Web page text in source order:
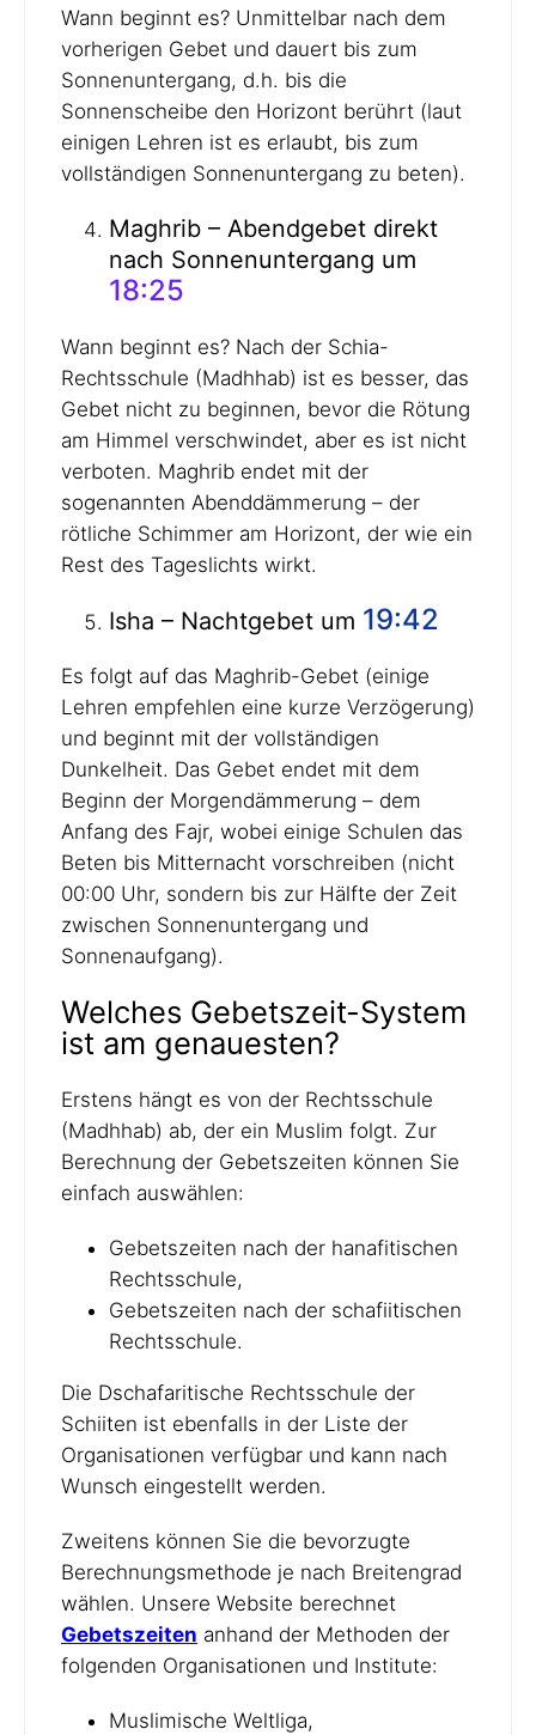
Wann beginnt es? Unmittelbar nach dem
vorherigen Gebet und dauert bis zum
Sonnenuntergang, d.h. bis die
Sonnenscheibe den Horizont berührt (laut
einigen Lehren ist es erlaubt, bis zum
vollständigen Sonnenuntergang zu beten).
Maghrib – Abendgebet direkt
nach Sonnenuntergang um
18:25
Wann beginnt es? Nach der Schia-
Rechtsschule (Madhhab) ist es besser, das
Gebet nicht zu beginnen, bevor die Rötung
am Himmel verschwindet, aber es ist nicht
verboten. Maghrib endet mit der
sogenannten Abenddämmerung – der
rötliche Schimmer am Horizont, der wie ein
Rest des Tageslichts wirkt.
Isha – Nachtgebet um 19:42
Es folgt auf das Maghrib-Gebet (einige
Lehren empfehlen eine kurze Verzögerung)
und beginnt mit der vollständigen
Dunkelheit. Das Gebet endet mit dem
Beginn der Morgendämmerung – dem
Anfang des Fajr, wobei einige Schulen das
Beten bis Mitternacht vorschreiben (nicht
00:00 Uhr, sondern bis zur Hälfte der Zeit
zwischen Sonnenuntergang und
Sonnenaufgang).
Welches Gebetszeit-System
ist am genauesten?
Erstens hängt es von der Rechtsschule
(Madhhab) ab, der ein Muslim folgt. Zur
Berechnung der Gebetszeiten können Sie
einfach auswählen:
Gebetszeiten nach der hanafitischen
Rechtsschule,
Gebetszeiten nach der schafiitischen
Rechtsschule.
Die Dschafaritische Rechtsschule der
Schiiten ist ebenfalls in der Liste der
Organisationen verfügbar und kann nach
Wunsch eingestellt werden.
Zweitens können Sie die bevorzugte
Berechnungsmethode je nach Breitengrad
wählen. Unsere Website berechnet
Gebetszeiten anhand der Methoden der
folgenden Organisationen und Institute:
Muslimische Weltliga,